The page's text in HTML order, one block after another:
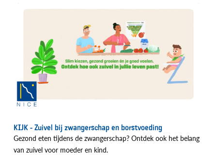
KIJK - Zuivel bij zwangerschap en borstvoeding
Gezond eten tijdens de zwangerschap? Ontdek ook het belang
van zuivel voor moeder en kind.